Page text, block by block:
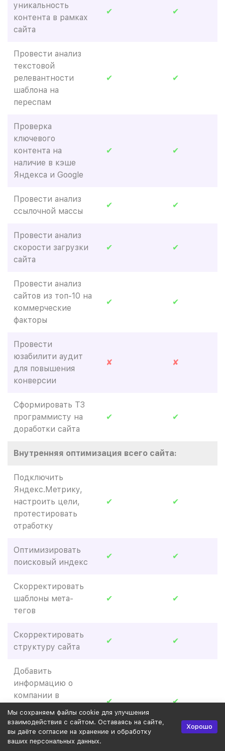
уникальность
контента в рамках
сайта
✔ ✔
Провести анализ
текстовой
релевантности
шаблона на
переспам
✔ ✔
Проверка
ключевого
контента на
наличие в кэше
Яндекса и Google
✔ ✔
Провести анализ
ссылочной массы
✔ ✔
Провести анализ
скорости загрузки
сайта
✔ ✔
Провести анализ
сайтов из топ-10 на
коммерческие
факторы
✔ ✔
Провести
юзабилити аудит
для повышения
конверсии
✘ ✘
Сформировать ТЗ
программисту на
доработки сайта
✔ ✔
Внутренняя оптимизация всего сайта:
Подключить
Яндекс.Метрику,
настроить цели,
протестировать
отработку
✔ ✔
Оптимизировать
поисковый индекс
✔ ✔
Скорректировать
шаблоны мета-
тегов
✔ ✔
Скорректировать
структуру сайта
✔ ✔
Добавить
информацию о
компании в
Яндекс.Справочник,
Google Мой бизнес
и 2ГИС
✔ ✔
Мы сохраняем файлы cookie для улучшения
взаимодействия с сайтом. Оставаясь на сайте,
вы даёте согласие на хранение и обработку
ваших персональных данных.
Хорошо